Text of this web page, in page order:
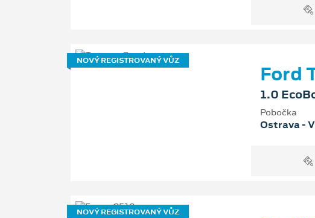
NOVÝ REGISTROVANÝ VŮZ
Ford
1.0
Pobočka
Ostrava -
NOVÝ REGISTROVANÝ VŮZ